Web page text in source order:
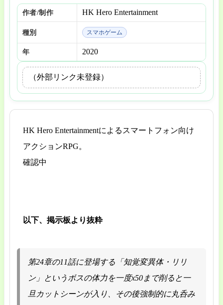
（外部リンク未登録）
作者/制作 HK Hero Entertainment
種別 スマホゲーム
年 2020
HK Hero Entertainmentによるスマートフォン向け
アクションRPG。
確認中
以下、掲示板より抜粋
第24章の11話に登場する「知覚変異体・リリ
ン」というボスの体力を一度x50まで削ると一
旦カットシーンが入り、その後強制的に丸呑み